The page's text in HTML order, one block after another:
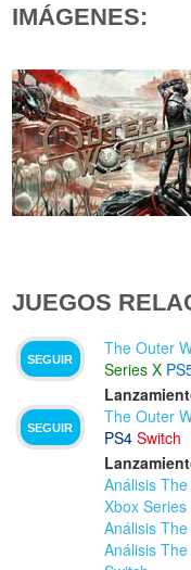
IMÁGENES:
JUEGOS
SEGUIR
The Outer
Series X
SEGUIR
The Outer
PS4 Switch
Análisis
Xbox Series
Análisis
Análisis